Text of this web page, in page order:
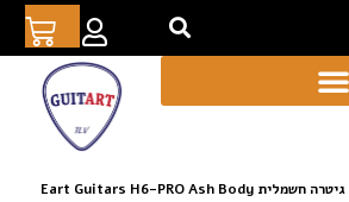
גיטרה חשמלית Eart Guitars H6-PRO Ash Body